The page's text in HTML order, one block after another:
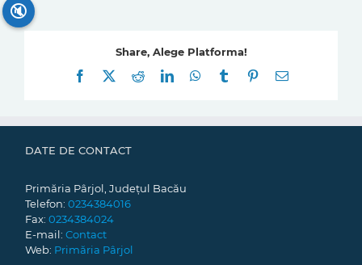
Share, Alege Platforma!
Facebook
RedditLinkedInWhatsApp
Tumblr Pinterest
E-
DATE DE CONTACT
Primăria Pârjol, Județul Bacău
Telefon: 0234384016
Fax: 0234384024
E-mail: Contact
Web: Primăria Pârjol
🔇